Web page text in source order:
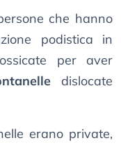
che hanno
podistica in
per aver
dislocate
erano private,